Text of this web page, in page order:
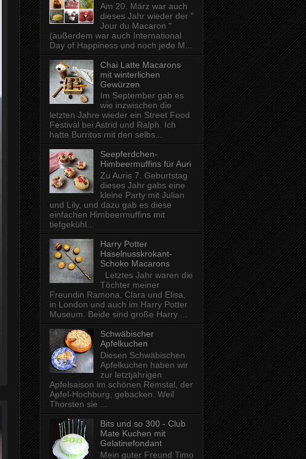
Am 20. März war auch
dieses Jahr wieder der "
Jour du Macaron "
(außerdem war auch International
Day of Happiness und noch jede M...
Chai Latte Macarons
mit winterlichen
Gewürzen
Im September gab es
wie inzwischen die
letzten Jahre wieder ein Street Food
Festival bei Astrid und Ralph. Ich
hatte Burritos mit den selbs...
Seepferdchen-
Himbeermuffins für Auri
Zu Auris 7. Geburtstag
dieses Jahr gabs eine
kleine Party mit Julian
und Lily, und dazu gab es diese
einfachen Himbeermuffins mit
tiefgekühl...
Harry Potter
Haselnusskrokant-
Schoko Macarons
Letztes Jahr waren die
Töchter meiner
Freundin Ramona, Clara und Elisa,
in London und auch im Harry Potter
Museum. Beide sind große Harry ...
Schwäbischer
Apfelkuchen
Diesen Schwäbischen
Apfelkuchen haben wir
zur letztjährigen
Apfelsaison im schönen Remstal, der
Apfel-Hochburg, gebacken. Weil
Thorsten sie ...
Bits und so 300 - Club
Mate Kuchen mit
Gelatinefondant
Mein guter Freund Timo